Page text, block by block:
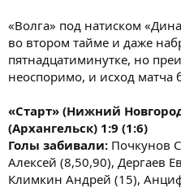
«Волга» под натиском
во втором тайме и даже
пятнадцатиминутке, но
неоспоримо, и исход матча
«Старт» (Нижний
(Архангельск) 1:9 (1:6)
Голы забивали: Почкунов
Алексей (8,50,90), Дергаев
Климкин Андрей (15),